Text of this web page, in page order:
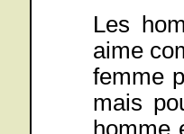
Les
aime
femme
mais
homme